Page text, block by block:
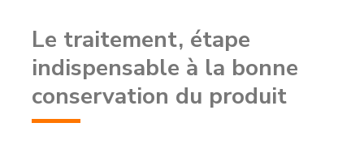
Le traitement, étape
indispensable à la bonne
conservation du produit